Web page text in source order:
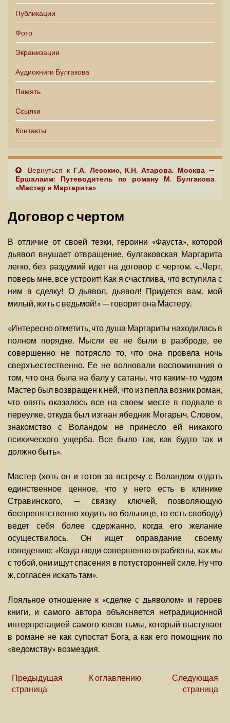
Публикации
Фото
Экранизации
Аудиокниги Булгакова
Память
Ссылки
Контакты
Вернуться к Г.А. Лесскис, К.Н. Атарова. Москва —
Ершалаим: Путеводитель по роману М. Булгакова
«Мастер и Маргарита»
Договор с чертом
В отличие от своей тезки, героини «Фауста», которой
дьявол внушает отвращение, булгаковская Маргарита
легко, без раздумий идет на договор с чертом. «...Черт,
поверь мне, все устроит! Как я счастлива, что вступила с
ним в сделку! О дьявол, дьявол! Придется вам, мой
милый, жить с ведьмой!» — говорит она Мастеру.
«Интересно отметить, что душа Маргариты находилась в
полном порядке. Мысли ее не были в разброде, ее
совершенно не потрясло то, что она провела ночь
сверхъестественно. Ее не волновали воспоминания о
том, что она была на балу у сатаны, что каким-то чудом
Мастер был возвращен к ней, что из пепла возник роман,
что опять оказалось все на своем месте в подвале в
переулке, откуда был изгнан ябедник Могарыч. Словом,
знакомство с Воландом не принесло ей никакого
психического ущерба. Все было так, как будто так и
должно быть».
Мастер (хоть он и готов за встречу с Воландом отдать
единственное ценное, что у него есть в клинике
Стравинского, — связку ключей, позволяющую
беспрепятственно ходить по больнице, то есть свободу)
ведет себя более сдержанно, когда его желание
осуществилось. Он ищет оправдание своему
поведению: «Когда люди совершенно ограблены, как мы
с тобой, они ищут спасения в потусторонней силе. Ну что
ж, согласен искать там».
Лояльное отношение к «сделке с дьяволом» и героев
книги, и самого автора объясняется нетрадиционной
интерпретацией самого князя тьмы, который выступает
в романе не как супостат Бога, а как его помощник по
«ведомству» возмездия.
Предыдущая
страница
К оглавлению
Следующая
страница